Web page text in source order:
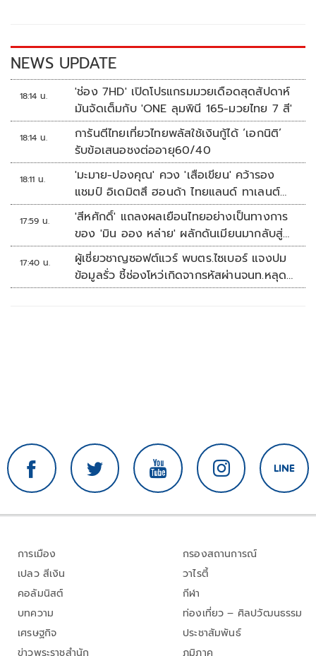
k k
NEWS UPDATE
18:14 น.
'ช่อง 7HD' เปิดโปรแกรมมวยเดือดสุดสัปดาห์
มันจัดเต็มกับ 'ONE ลุมพินี 165-มวยไทย 7 สี'
18:14 น.
การันตีไทยเที่ยวไทยพลัสใช้เงินกู้ได้ ‘เอกนิติ’
รับข้อเสนอชงต่ออายุ60/40
18:11 น.
'มะมาย-ปองคุณ' ควง 'เสือเขียน' คว้ารอง
แชมป์ อิเดมิตสึ ฮอนด้า ไทยแลนด์ ทาเลนต์
คัพ สนาม 3
17:59 น.
'สีหศักดิ์' แถลงผลเยือนไทยอย่างเป็นทางการ
ของ 'มิน ออง หล่าย' ผลักดันเมียนมากลับสู่
อาเซียน
17:40 น.
ผู้เชี่ยวชาญซอฟต์แวร์ พบตร.ไซเบอร์ แจงปม
ข้อมูลรั่ว ชี้ช่องโหว่เกิดจากรหัสผ่านจนท.หลุด
ไม่ใช่ถูกแฮกระบบ
การเมือง
เปลว สีเงิน
คอลัมนิสต์
บทความ
เศรษฐกิจ
ข่าวพระราชสำนัก
กรองสถานการณ์
วาไรตี้
กีฬา
ท่องเที่ยว – ศิลปวัฒนธรรม
ประชาสัมพันธ์
ภูมิภาค